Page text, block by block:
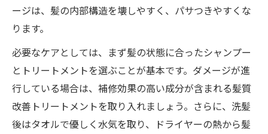
ージは、髪の内部構造を壊しやすく、パサつきやすくな
ります。
必要なケアとしては、まず髪の状態に合ったシャンプー
とトリートメントを選ぶことが基本です。ダメージが進
行している場合は、補修効果の高い成分が含まれる髪質
改善トリートメントを取り入れましょう。さらに、洗髪
後はタオルで優しく水気を取り、ドライヤーの熱から髪